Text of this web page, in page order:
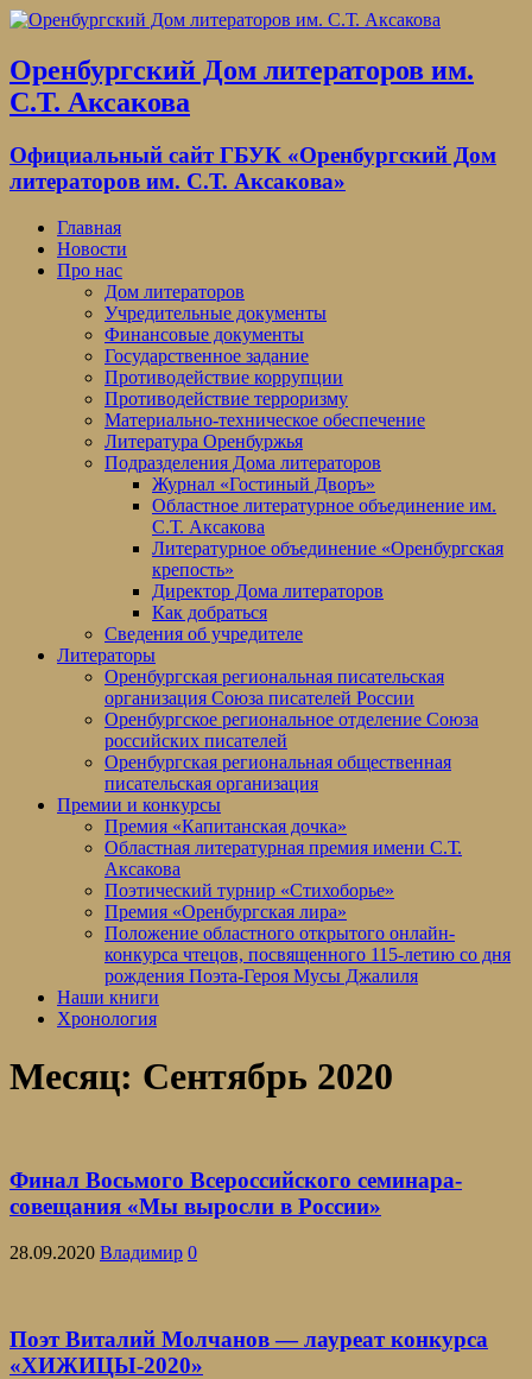
Оренбургский Дом литераторов им.
С.Т. Аксакова
Официальный сайт ГБУК «Оренбургский Дом
литераторов им. С.Т. Аксакова»
Главная
Новости
Про нас
Дом литераторов
Учредительные документы
Финансовые документы
Государственное задание
Противодействие коррупции
Противодействие терроризму
Материально-техническое обеспечение
Литература Оренбуржья
Подразделения Дома литераторов
Журнал «Гостиный Дворъ»
Областное литературное объединение им.
С.Т. Аксакова
Литературное объединение «Оренбургская
крепость»
Директор Дома литераторов
Как добраться
Сведения об учредителе
Литераторы
Оренбургская региональная писательская
организация Союза писателей России
Оренбургское региональное отделение Союза
российских писателей
Оренбургская региональная общественная
писательская организация
Премии и конкурсы
Премия «Капитанская дочка»
Областная литературная премия имени С.Т.
Аксакова
Поэтический турнир «Стихоборье»
Премия «Оренбургская лира»
Положение областного открытого онлайн-
конкурса чтецов, посвященного 115-летию со дня
рождения Поэта-Героя Мусы Джалиля
Наши книги
Хронология
Месяц: Сентябрь 2020
Финал Восьмого Всероссийского семинара-
совещания «Мы выросли в России»
28.09.2020 Владимир 0
Поэт Виталий Молчанов — лауреат конкурса
«ХИЖИЦЫ-2020»